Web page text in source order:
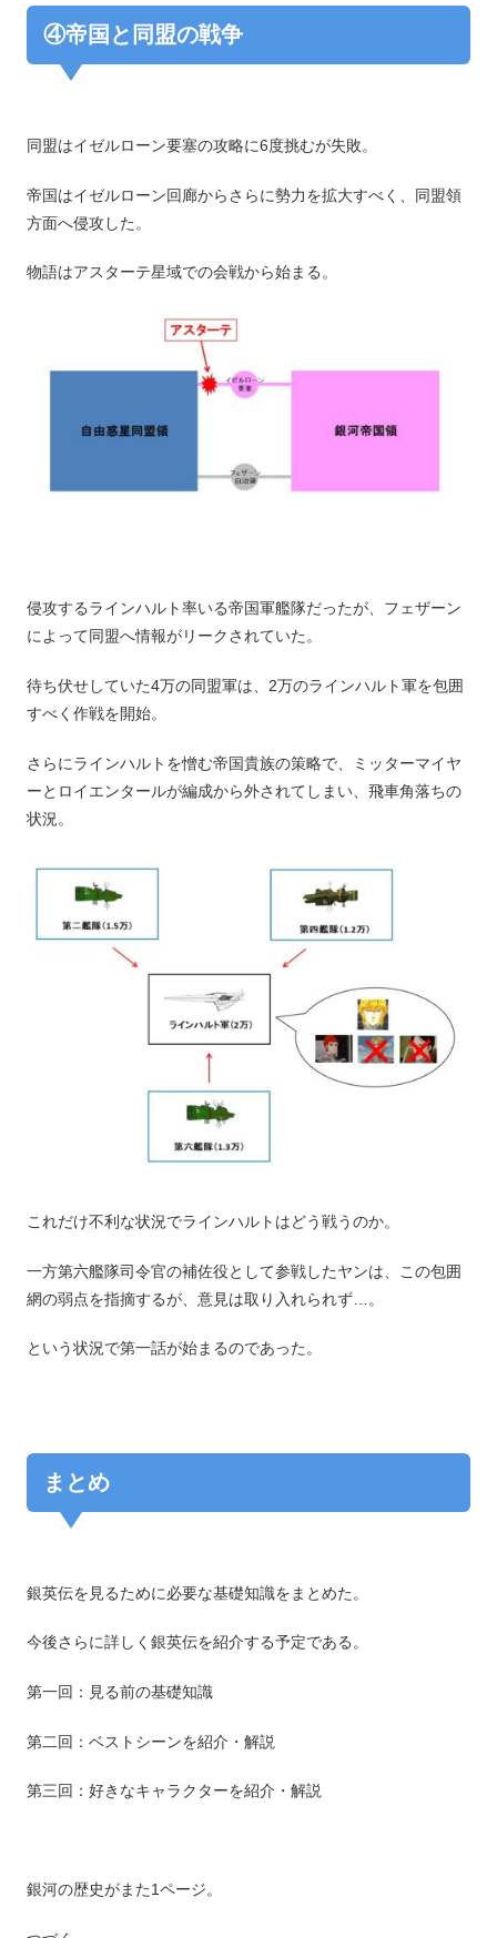
④帝国と同盟の戦争
同盟はイゼルローン要塞の攻略に6度挑むが失敗。
帝国はイゼルローン回廊からさらに勢力を拡大すべく、同盟領
方面へ侵攻した。
物語はアスターテ星域での会戦から始まる。
侵攻するラインハルト率いる帝国軍艦隊だったが、フェザーン
によって同盟へ情報がリークされていた。
待ち伏せしていた4万の同盟軍は、2万のラインハルト軍を包囲
すべく作戦を開始。
さらにラインハルトを憎む帝国貴族の策略で、ミッターマイヤ
ーとロイエンタールが編成から外されてしまい、飛車角落ちの
状況。
これだけ不利な状況でラインハルトはどう戦うのか。
一方第六艦隊司令官の補佐役として参戦したヤンは、この包囲
網の弱点を指摘するが、意見は取り入れられず…。
という状況で第一話が始まるのであった。
まとめ
銀英伝を見るために必要な基礎知識をまとめた。
今後さらに詳しく銀英伝を紹介する予定である。
第一回：見る前の基礎知識
第二回：ベストシーンを紹介・解説
第三回：好きなキャラクターを紹介・解説
銀河の歴史がまた1ページ。